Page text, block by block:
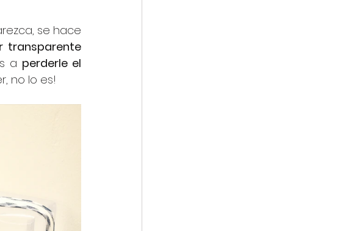
se hace
transparente
a perderle el
no lo es!